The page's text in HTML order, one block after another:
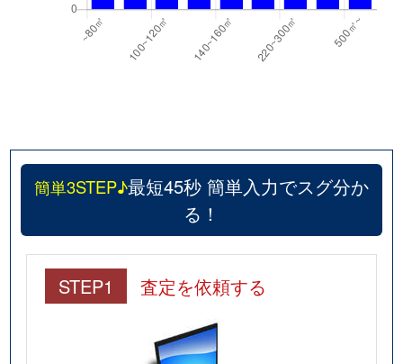
簡単3STEP♪最短45秒 簡単入力でスグ分か
る！
STEP1 査定を依頼する